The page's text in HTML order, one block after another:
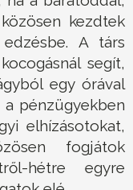
kezdtek
A társ
segít,
egy órával
pénzügyekben
elhízásotokat,
fogjátok
hétre egyre